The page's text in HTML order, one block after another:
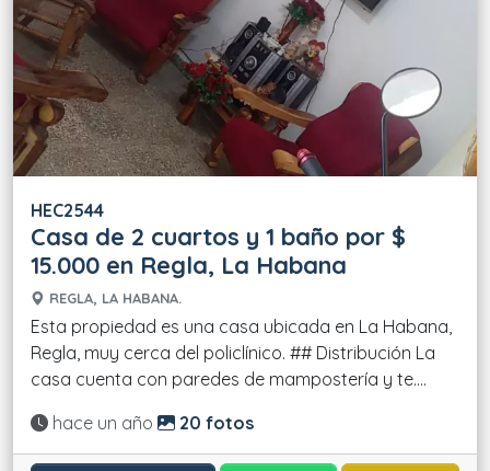
HEC2544
Casa de 2 cuartos y 1 baño por $
15.000 en Regla, La Habana
REGLA, LA HABANA.
Esta propiedad es una casa ubicada en La Habana,
Regla, muy cerca del policlínico. ## Distribución La
casa cuenta con paredes de mampostería y te....
Actualizado:
hace un año 20 fotos